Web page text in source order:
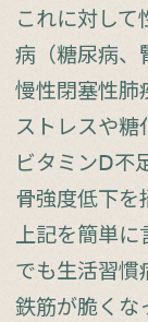
これに対し
病（糖尿病、
慢性閉塞性肺
ストレスや糖
ビタミンⅮ不
骨強度低下を
上記を簡単に
でも生活習慣
鉄筋が脆くな